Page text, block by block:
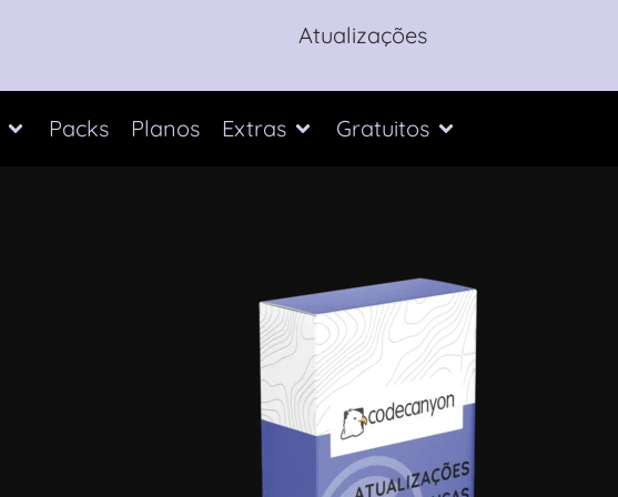
Atualizações
Packs Planos Extras Gratuitos